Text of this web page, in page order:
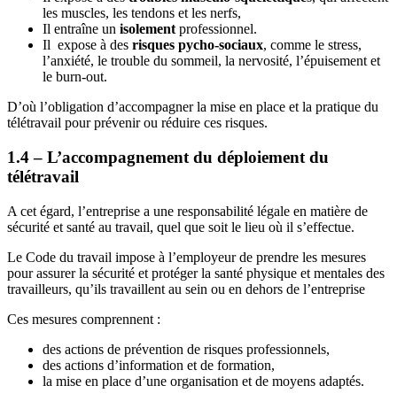
les muscles, les tendons et les nerfs,
Il entraîne un isolement professionnel.
Il expose à des risques pycho-sociaux, comme le stress,
l’anxiété, le trouble du sommeil, la nervosité, l’épuisement et
le burn-out.
D’où l’obligation d’accompagner la mise en place et la pratique du
télétravail pour prévenir ou réduire ces risques.
1.4 – L’accompagnement du déploiement du
télétravail
A cet égard, l’entreprise a une responsabilité légale en matière de
sécurité et santé au travail, quel que soit le lieu où il s’effectue.
Le Code du travail impose à l’employeur de prendre les mesures
pour assurer la sécurité et protéger la santé physique et mentales des
travailleurs, qu’ils travaillent au sein ou en dehors de l’entreprise
Ces mesures comprennent :
des actions de prévention de risques professionnels,
des actions d’information et de formation,
la mise en place d’une organisation et de moyens adaptés.